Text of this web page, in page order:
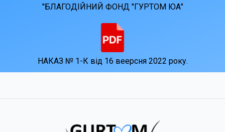
"БЛАГОДІЙНИЙ ФОНД "ГУРТОМ ЮА"
НАКАЗ № 1-К від 16 веерсня 2022 року.